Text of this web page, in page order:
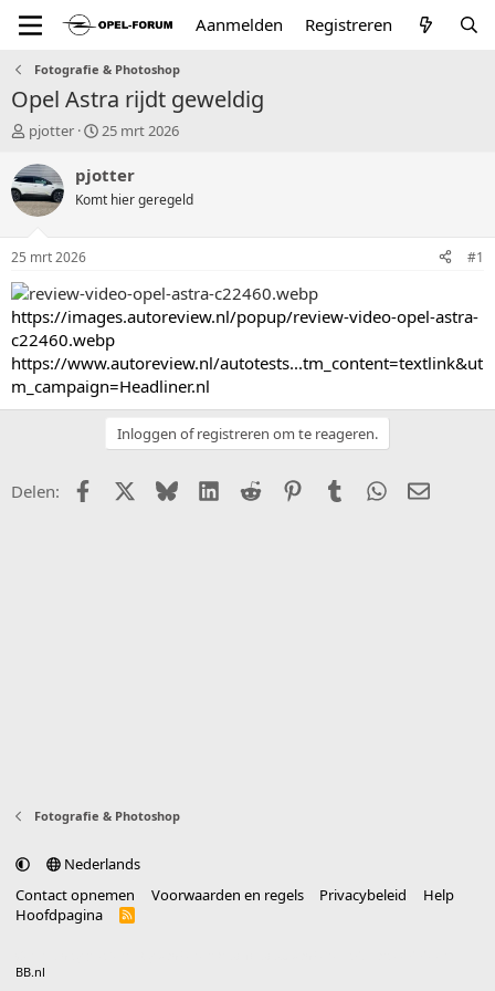
Aanmelden Registreren
Fotografie & Photoshop
Opel Astra rijdt geweldig
T
p
i
c
a
r
t
e
r
pjotter
S
a
t
u
25 mrt 2026
pjotter
Komt hier geregeld
25 mrt 2026 #1
https://images.autoreview.nl/popup/review-video-opel-astra-
c22460.webp
https://www.autoreview.nl/autotests...tm_content=textlink&ut
m_campaign=Headliner.nl
Inloggen of registreren om te reageren.
Delen: FacebookX (Twitter)
BlueskyLinkedIn
Reddit PinterestTumblr WhatsApp
E-mail
Fotografie & Photoshop
Nederlands
Contact opnemen
Voorwaarden en regels Privacybeleid
Help
Hoofdpagina
R
BB.nl